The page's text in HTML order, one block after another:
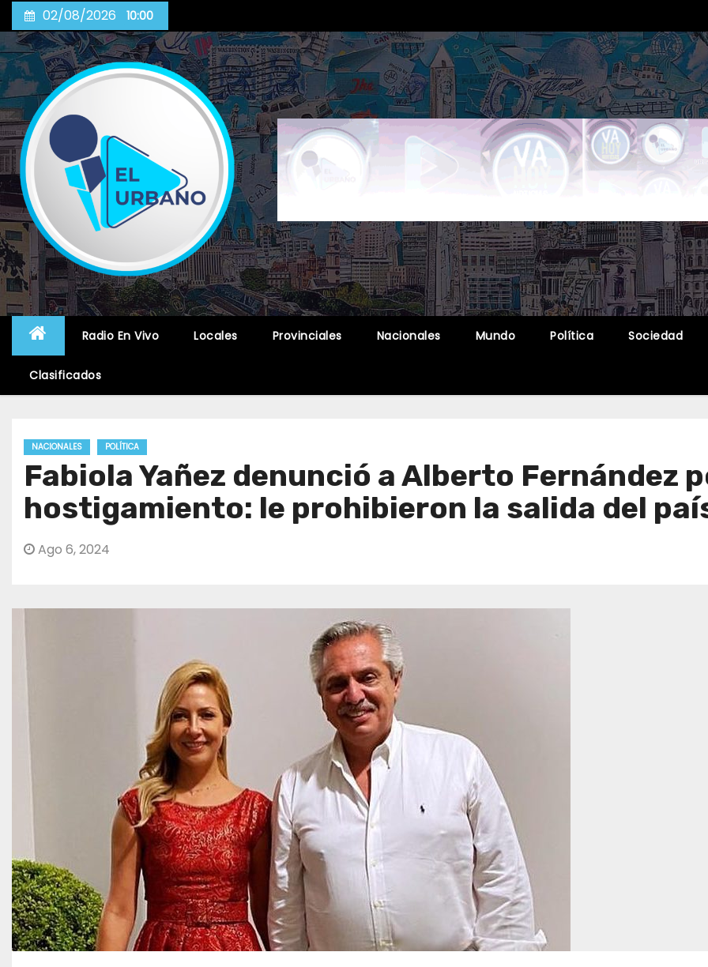
to
content
02/08/2026 10:00
Radio En Vivo Locales Provinciales Nacionales Mundo Política Sociedad
Clasificados
NACIONALES POLÍTICA
Fabiola Yañez denunció a Alberto Fernández
hostigamiento: le prohibieron la salida del
Ago 6, 2024